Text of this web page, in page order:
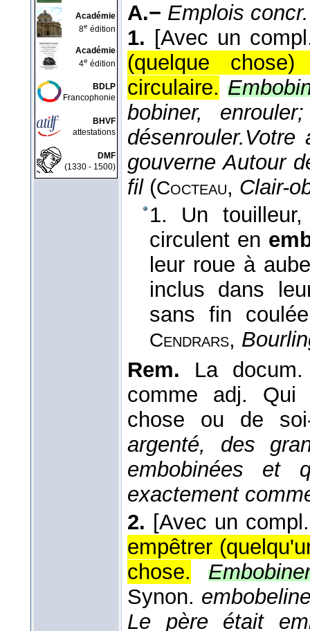
Académie
8e édition
Académie
4e édition
BDLP
Francophonie
BHVF
attestations
DMF
(1330 - 1500)
A.− Emplois concr.
1. [Avec un
(quelque
circulaire.
bobiner, enrouler;
désenrouler.Votre
gouverne Autour
fil(Cocteau, Clair-
1. Un
circulent en
leur roue à
inclus dans
sans fin
Cendrars,
Rem. La
comme adj. Qui
chose ou de
argenté, des
embobinées et
exactement
2. [Avec un
empêtrer
chose.
Synon.
Le père était